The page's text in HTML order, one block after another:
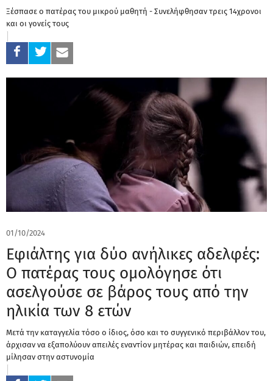
Ξέσπασε ο πατέρας του μικρού μαθητή - Συνελήφθησαν τρεις 14χρονοι
και οι γονείς τους
01/10/2024
Εφιάλτης για δύο ανήλικες αδελφές:
Ο πατέρας τους ομολόγησε ότι
ασελγούσε σε βάρος τους από την
ηλικία των 8 ετών
Μετά την καταγγελία τόσο ο ίδιος, όσο και το συγγενικό περιβάλλον του,
άρχισαν να εξαπολύουν απειλές εναντίον μητέρας και παιδιών, επειδή
μίλησαν στην αστυνομία